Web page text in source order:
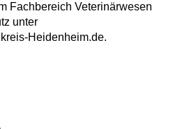
Fachbereich Veterinärwesen
unter
Heidenheim.de.